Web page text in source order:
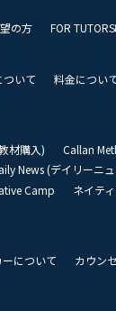
の方 FOR TUTORS
ついて 料金につい
材購入)
Callan
News (デイリーニ
Camp ネイテ
について
カウン